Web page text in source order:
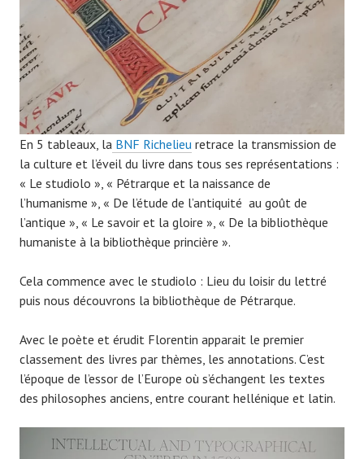
En 5 tableaux, la BNF Richelieu retrace la transmission de
la culture et l’éveil du livre dans tous ses représentations :
« Le studiolo », « Pétrarque et la naissance de
l’humanisme », « De l’étude de l’antiquité au goût de
l’antique », « Le savoir et la gloire », « De la bibliothèque
humaniste à la bibliothèque princière ».
Cela commence avec le studiolo : Lieu du loisir du lettré
puis nous découvrons la bibliothèque de Pétrarque.
Avec le poète et érudit Florentin apparait le premier
classement des livres par thèmes, les annotations. C’est
l’époque de l’essor de l’Europe où s’échangent les textes
des philosophes anciens, entre courant hellénique et latin.